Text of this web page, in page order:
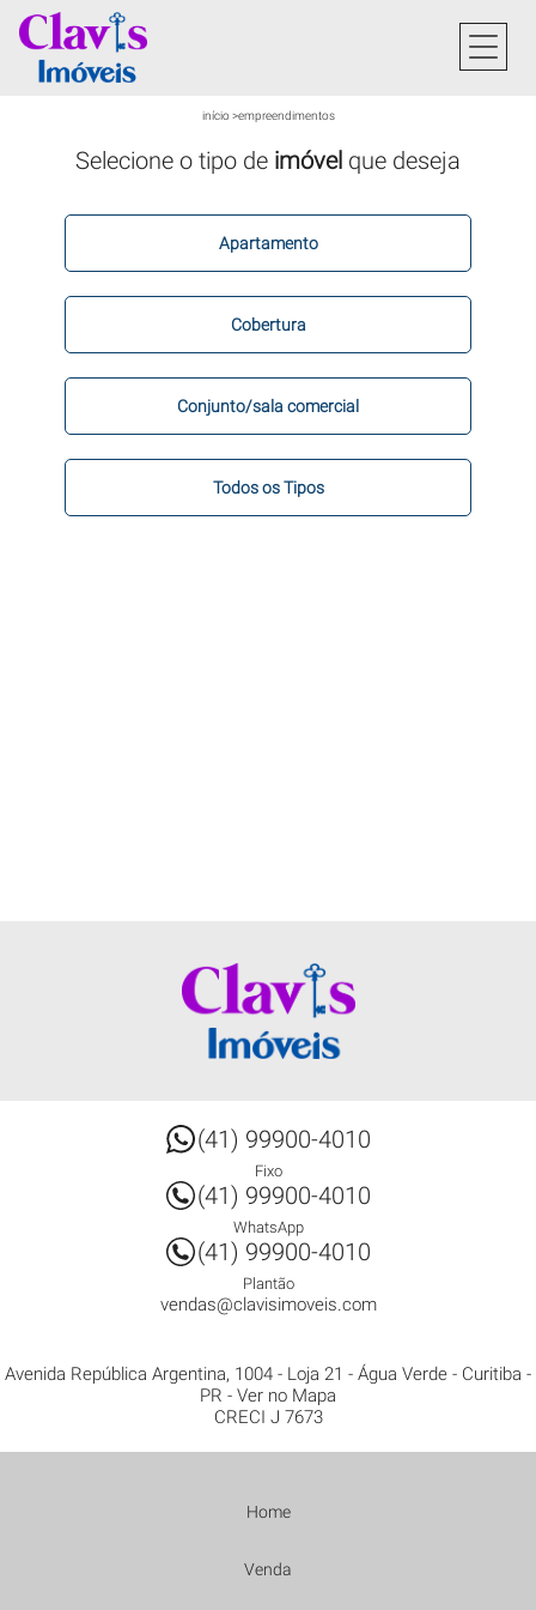
início>empreendimentos
Selecione o tipo de imóvel que deseja
Apartamento
Cobertura
Conjunto/sala comercial
Todos os Tipos
(41) 99900-4010
Fixo
(41) 99900-4010
WhatsApp
(41) 99900-4010
Plantão
vendas@clavisimoveis.com
Avenida República Argentina, 1004 - Loja 21 - Água Verde - Curitiba -
PR - Ver no Mapa
CRECI J 7673
Home
Venda